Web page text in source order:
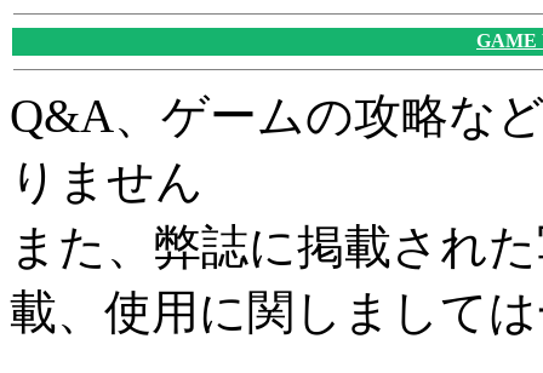
GAME
Q&A、ゲームの攻略な
りません
また、弊誌に掲載され
載、使用に関しまして